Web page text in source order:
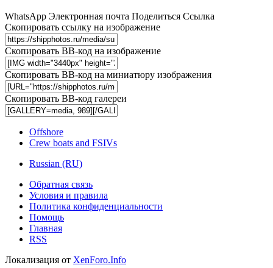
WhatsApp Электронная почта Поделиться Ссылка
Скопировать ссылку на изображение
Скопировать BB-код на изображение
Скопировать BB-код на миниатюру изображения
Скопировать BB-код галереи
Offshore
Crew boats and FSIVs
Russian (RU)
Обратная связь
Условия и правила
Политика конфиденциальности
Помощь
Главная
RSS
Локализация от XenForo.Info